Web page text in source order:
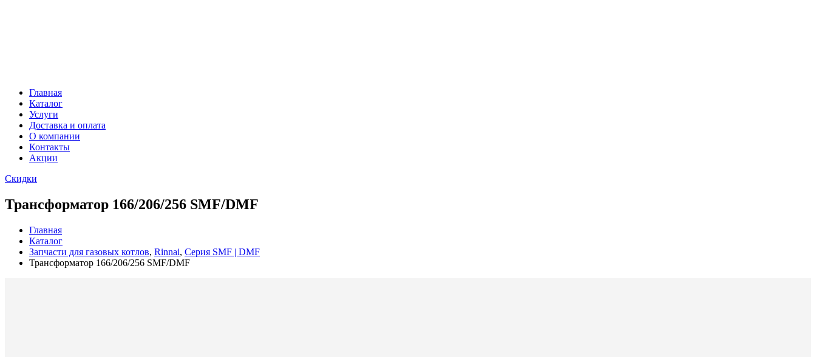
Главная
Каталог
Услуги
Доставка и оплата
О компании
Контакты
Акции
Скидки
Трансформатор 166/206/256 SMF/DMF
Главная
Каталог
Запчасти для газовых котлов, Rinnai, Серия SMF | DMF
Трансформатор 166/206/256 SMF/DMF